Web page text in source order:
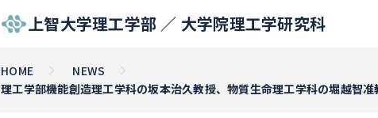
上智大学理工学部 ／ 大学院理工学研究科
HOME
NEWS
理工学部機能創造理工学科の坂本治久教授、物質生命理工学科の堀越智